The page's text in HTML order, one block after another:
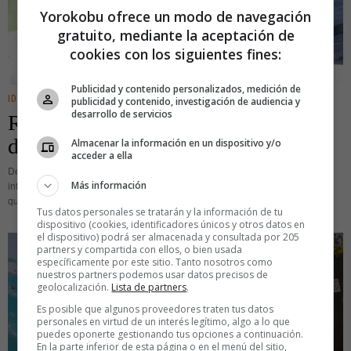
IDEAS
Rainfer, el mayor centro de acogida
de simios abandonados a su suerte
Decía el humorista gráfico Gary Larson que no creía en el concepto de
infierno, pero que si lo hiciese, pensaría en él como un lugar lleno de gente
que fue cruel con
Yorokobu ofrece un modo de navegación
gratuito, mediante la aceptación de
cookies con los siguientes fines:
Publicidad y contenido personalizados, medición de
publicidad y contenido, investigación de audiencia y
desarrollo de servicios
Almacenar la información en un dispositivo y/o
acceder a ella
Más información
Tus datos personales se tratarán y la información de tu
dispositivo (cookies, identificadores únicos y otros datos en
el dispositivo) podrá ser almacenada y consultada por 205
partners y compartida con ellos, o bien usada
específicamente por este sitio. Tanto nosotros como
nuestros partners podemos usar datos precisos de
geolocalización. Lista de partners.
Es posible que algunos proveedores traten tus datos
personales en virtud de un interés legítimo, algo a lo que
puedes oponerte gestionando tus opciones a continuación.
En la parte inferior de esta página o en el menú del sitio,